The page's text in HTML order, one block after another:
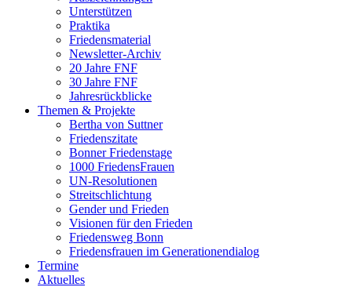
Unterstützen
Praktika
Friedensmaterial
Newsletter-Archiv
20 Jahre FNF
30 Jahre FNF
Jahresrückblicke
Themen & Projekte
Bertha von Suttner
Friedenszitate
Bonner Friedenstage
1000 FriedensFrauen
UN-Resolutionen
Streitschlichtung
Gender und Frieden
Visionen für den Frieden
Friedensweg Bonn
Friedensfrauen im Generationendialog
Termine
Aktuelles